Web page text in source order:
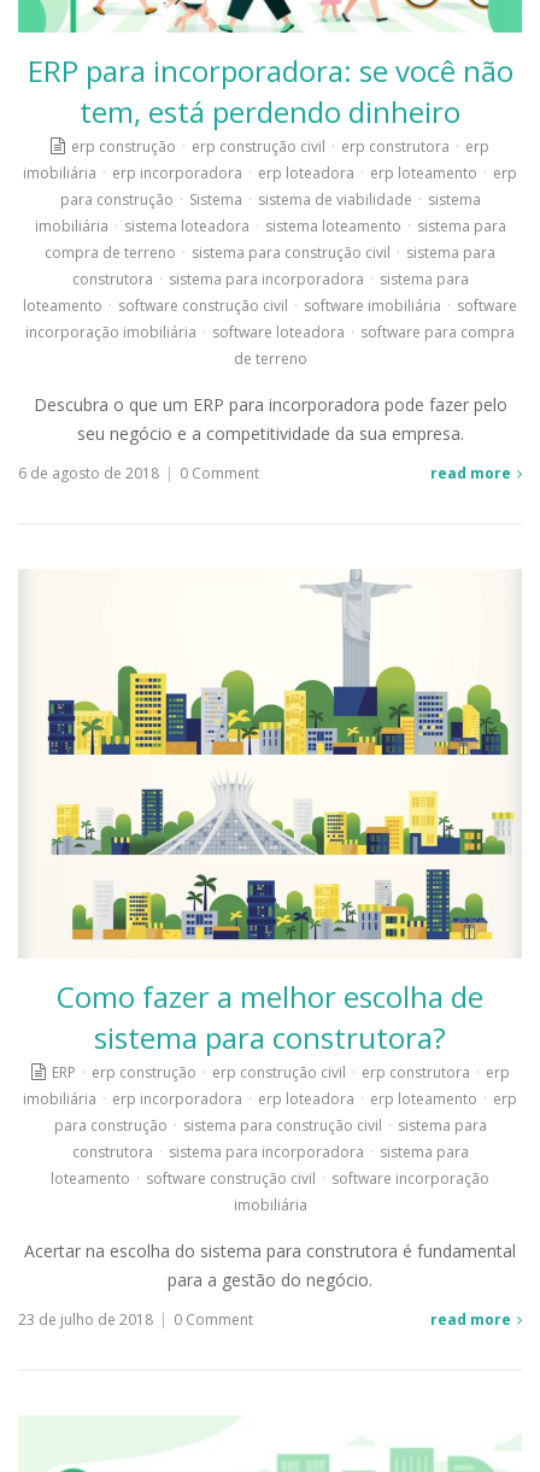
ERP para incorporadora: se você não
tem, está perdendo dinheiro
erp construção · erp construção civil · erp construtora · erp
imobiliária · erp incorporadora · erp loteadora · erp loteamento · erp
para construção · Sistema · sistema de viabilidade · sistema
imobiliária · sistema loteadora · sistema loteamento · sistema para
compra de terreno · sistema para construção civil · sistema para
construtora · sistema para incorporadora · sistema para
loteamento · software construção civil · software imobiliária · software
incorporação imobiliária · software loteadora · software para compra
de terreno
Descubra o que um ERP para incorporadora pode fazer pelo
seu negócio e a competitividade da sua empresa.
6 de agosto de 2018 | 0 Comment read more
Como fazer a melhor escolha de
sistema para construtora?
ERP · erp construção · erp construção civil · erp construtora · erp
imobiliária · erp incorporadora · erp loteadora · erp loteamento · erp
para construção · sistema para construção civil · sistema para
construtora · sistema para incorporadora · sistema para
loteamento · software construção civil · software incorporação
imobiliária
Acertar na escolha do sistema para construtora é fundamental
para a gestão do negócio.
23 de julho de 2018 | 0 Comment read more